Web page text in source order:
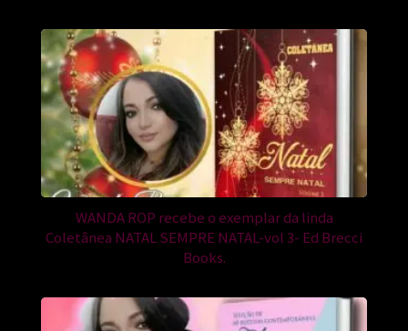
WANDA ROP recebe o exemplar da linda
Coletânea NATAL SEMPRE NATAL-vol 3- Ed Brecci
Books.